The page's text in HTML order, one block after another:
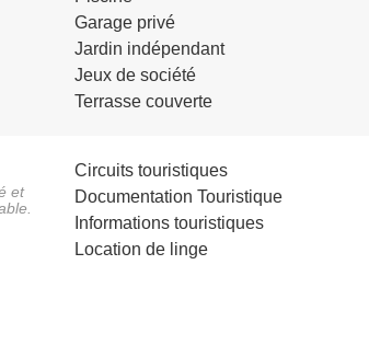
Garage privé
Jardin indépendant
Jeux de société
Terrasse couverte
et
Circuits touristiques
Documentation Touristique
Informations touristiques
Location de linge